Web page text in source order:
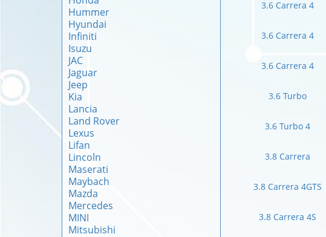
Hummer
Hyundai
Infiniti
Isuzu
JAC
Jaguar
Jeep
Kia
Lancia
Land Rover
Lexus
Lifan
Lincoln
Maserati
Maybach
Mazda
Mercedes
MINI
Mitsubishi
3.6 Carrera 4
3.6 Carrera 4
3.6 Carrera 4
3.6 Turbo
3.6 Turbo 4
3.8 Carrera
3.8 Carrera 4GTS
3.8 Carrera 4S